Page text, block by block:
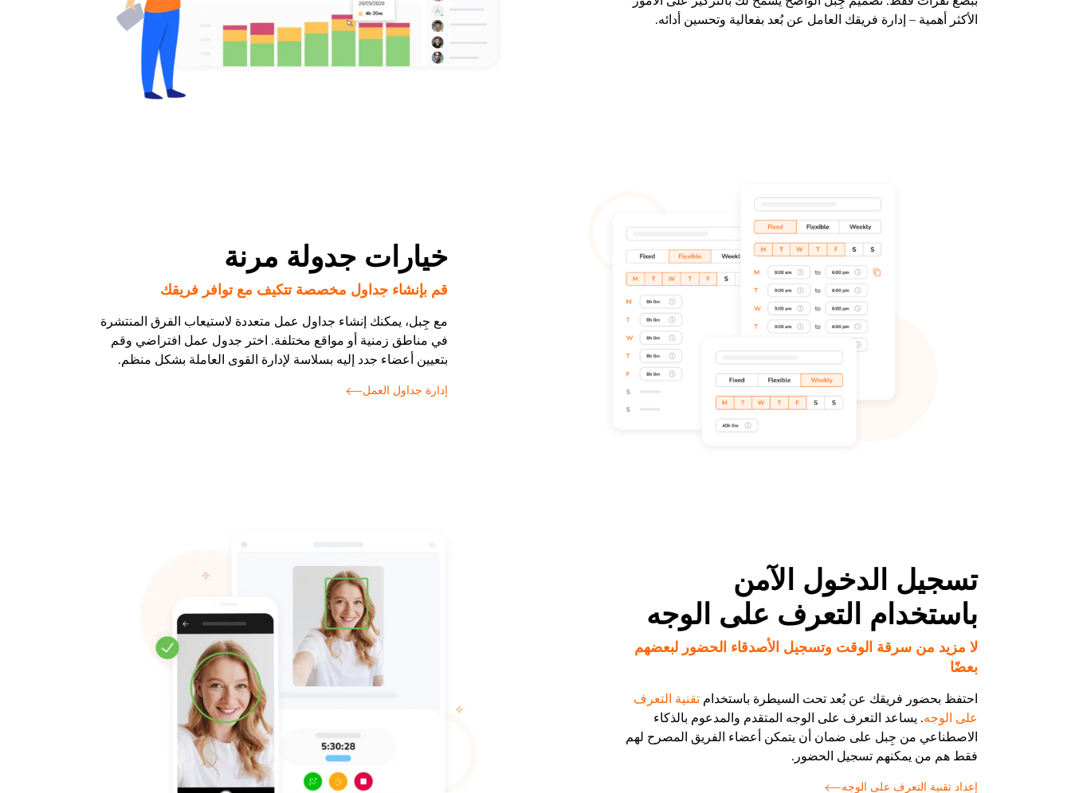
الأكثر أهمية – إدارة فريقك العامل عن بُعد بفعالية وتحسين أدائه.
خيارات جدولة مرنة
قم بإنشاء جداول مخصصة تتكيف مع توافر فريقك
مع جِبل، يمكنك إنشاء جداول عمل متعددة لاستيعاب الفرق المنتشرة
في مناطق زمنية أو مواقع مختلفة. اختر جدول عمل افتراضي وقم
بتعيين أعضاء جدد إليه بسلاسة لإدارة القوى العاملة بشكل منظم.
إدارة جداول العمل
تسجيل الدخول الآمن
باستخدام التعرف على الوجه
لا مزيد من سرقة الوقت وتسجيل الأصدقاء الحضور لبعضهم
بعضًا
احتفظ بحضور فريقك عن بُعد تحت السيطرة باستخدامتقنية التعرف
على الوجه. يساعد التعرف على الوجه المتقدم والمدعوم بالذكاء
الاصطناعي من جِبل على ضمان أن يتمكن أعضاء الفريق المصرح لهم
فقط هم من يمكنهم تسجيل الحضور.
إعداد تقنية التعرف على الوجه